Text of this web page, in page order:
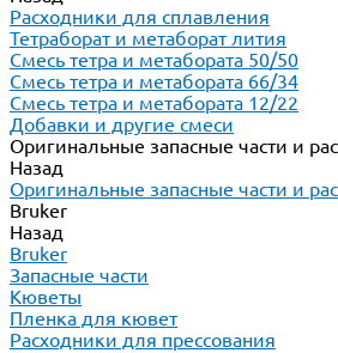
Расходники для сплавления
Тетраборат и метаборат лития
Смесь тетра и метабората 50/50
Смесь тетра и метабората 66/34
Смесь тетра и метабората 12/22
Добавки и другие смеси
Оригинальные запасные части и
Назад
Оригинальные запасные части и
Bruker
Назад
Bruker
Запасные части
Кюветы
Пленка для кювет
Расходники для прессования